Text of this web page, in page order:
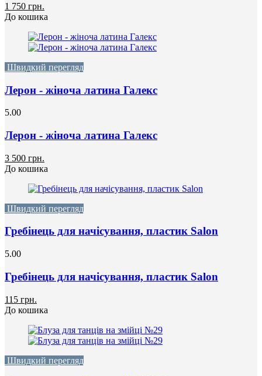
1 750 грн.
До кошика
Швидкий перегляд
Лерон - жіноча латина Галекс
5.00
Лерон - жіноча латина Галекс
3 500 грн.
До кошика
Швидкий перегляд
Гребінець для начісування, пластик Salon
5.00
Гребінець для начісування, пластик Salon
115 грн.
До кошика
Швидкий перегляд